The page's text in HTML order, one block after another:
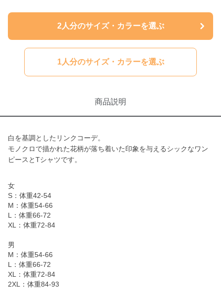
2人分のサイズ・カラーを選ぶ
1人分のサイズ・カラーを選ぶ
商品説明
白を基調としたリンクコーデ。
モノクロで描かれた花柄が落ち着いた印象を与えるシックなワン
ピースとTシャツです。
女
S：体重42-54
M：体重54-66
L：体重66-72
XL：体重72-84
男
M：体重54-66
L：体重66-72
XL：体重72-84
2XL：体重84-93